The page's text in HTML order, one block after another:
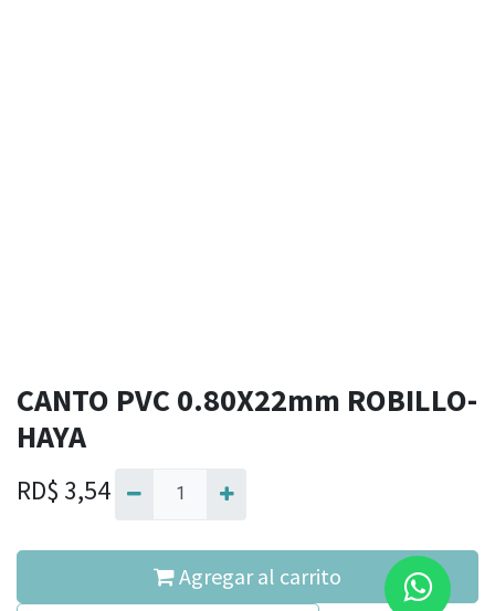
CANTO PVC 0.80X22mm ROBILLO-
HAYA
RD$ 3,54
Agregar al carrito